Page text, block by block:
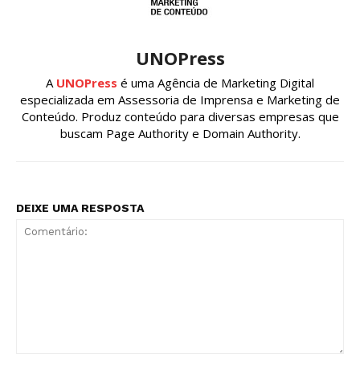
UNOPress
A UNOPress é uma Agência de Marketing Digital
especializada em Assessoria de Imprensa e Marketing de
Conteúdo. Produz conteúdo para diversas empresas que
buscam Page Authority e Domain Authority.
DEIXE UMA RESPOSTA